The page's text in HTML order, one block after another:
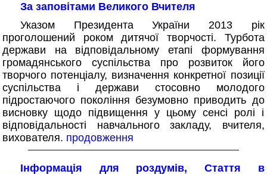
За заповітами Великого Вчителя
Указом Президента України 2013 рік
проголошений роком дитячої творчості. Турбота
держави на відповідальному етапі формування
громадянського суспільства про розвиток його
творчого потенціалу, визначення конкретної позиції
суспільства і держави стосовно молодого
підростаючого покоління безумовно приводить до
висновку щодо підвищення у цьому сенсі ролі і
відповідальності навчального закладу, вчителя,
вихователя. продовження
Інформація для роздумів, Стаття в